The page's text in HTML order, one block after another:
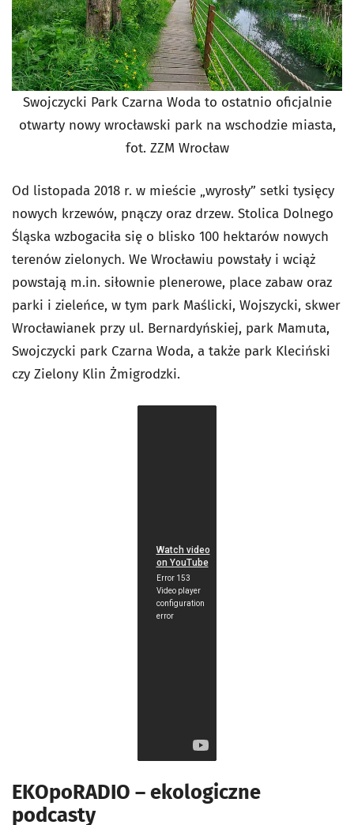
Swojczycki Park Czarna Woda to ostatnio oficjalnie
otwarty nowy wrocławski park na wschodzie miasta,
fot. ZZM Wrocław
Od listopada 2018 r. w mieście „wyrosły” setki tysięcy
nowych krzewów, pnączy oraz drzew. Stolica Dolnego
Śląska wzbogaciła się o blisko 100 hektarów nowych
terenów zielonych. We Wrocławiu powstały i wciąż
powstają m.in. siłownie plenerowe, place zabaw oraz
parki i zieleńce, w tym park Maślicki, Wojszycki, skwer
Wrocławianek przy ul. Bernardyńskiej, park Mamuta,
Swojczycki park Czarna Woda, a także park Kleciński
czy Zielony Klin Żmigrodzki.
EKOpoRADIO – ekologiczne
podcasty